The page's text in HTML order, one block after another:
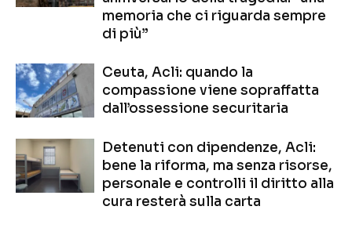
memoria che ci riguarda sempre
di più”
Ceuta, Acli: quando la
compassione viene sopraffatta
dall’ossessione securitaria
Detenuti con dipendenze, Acli:
bene la riforma, ma senza risorse,
personale e controlli il diritto alla
cura resterà sulla carta